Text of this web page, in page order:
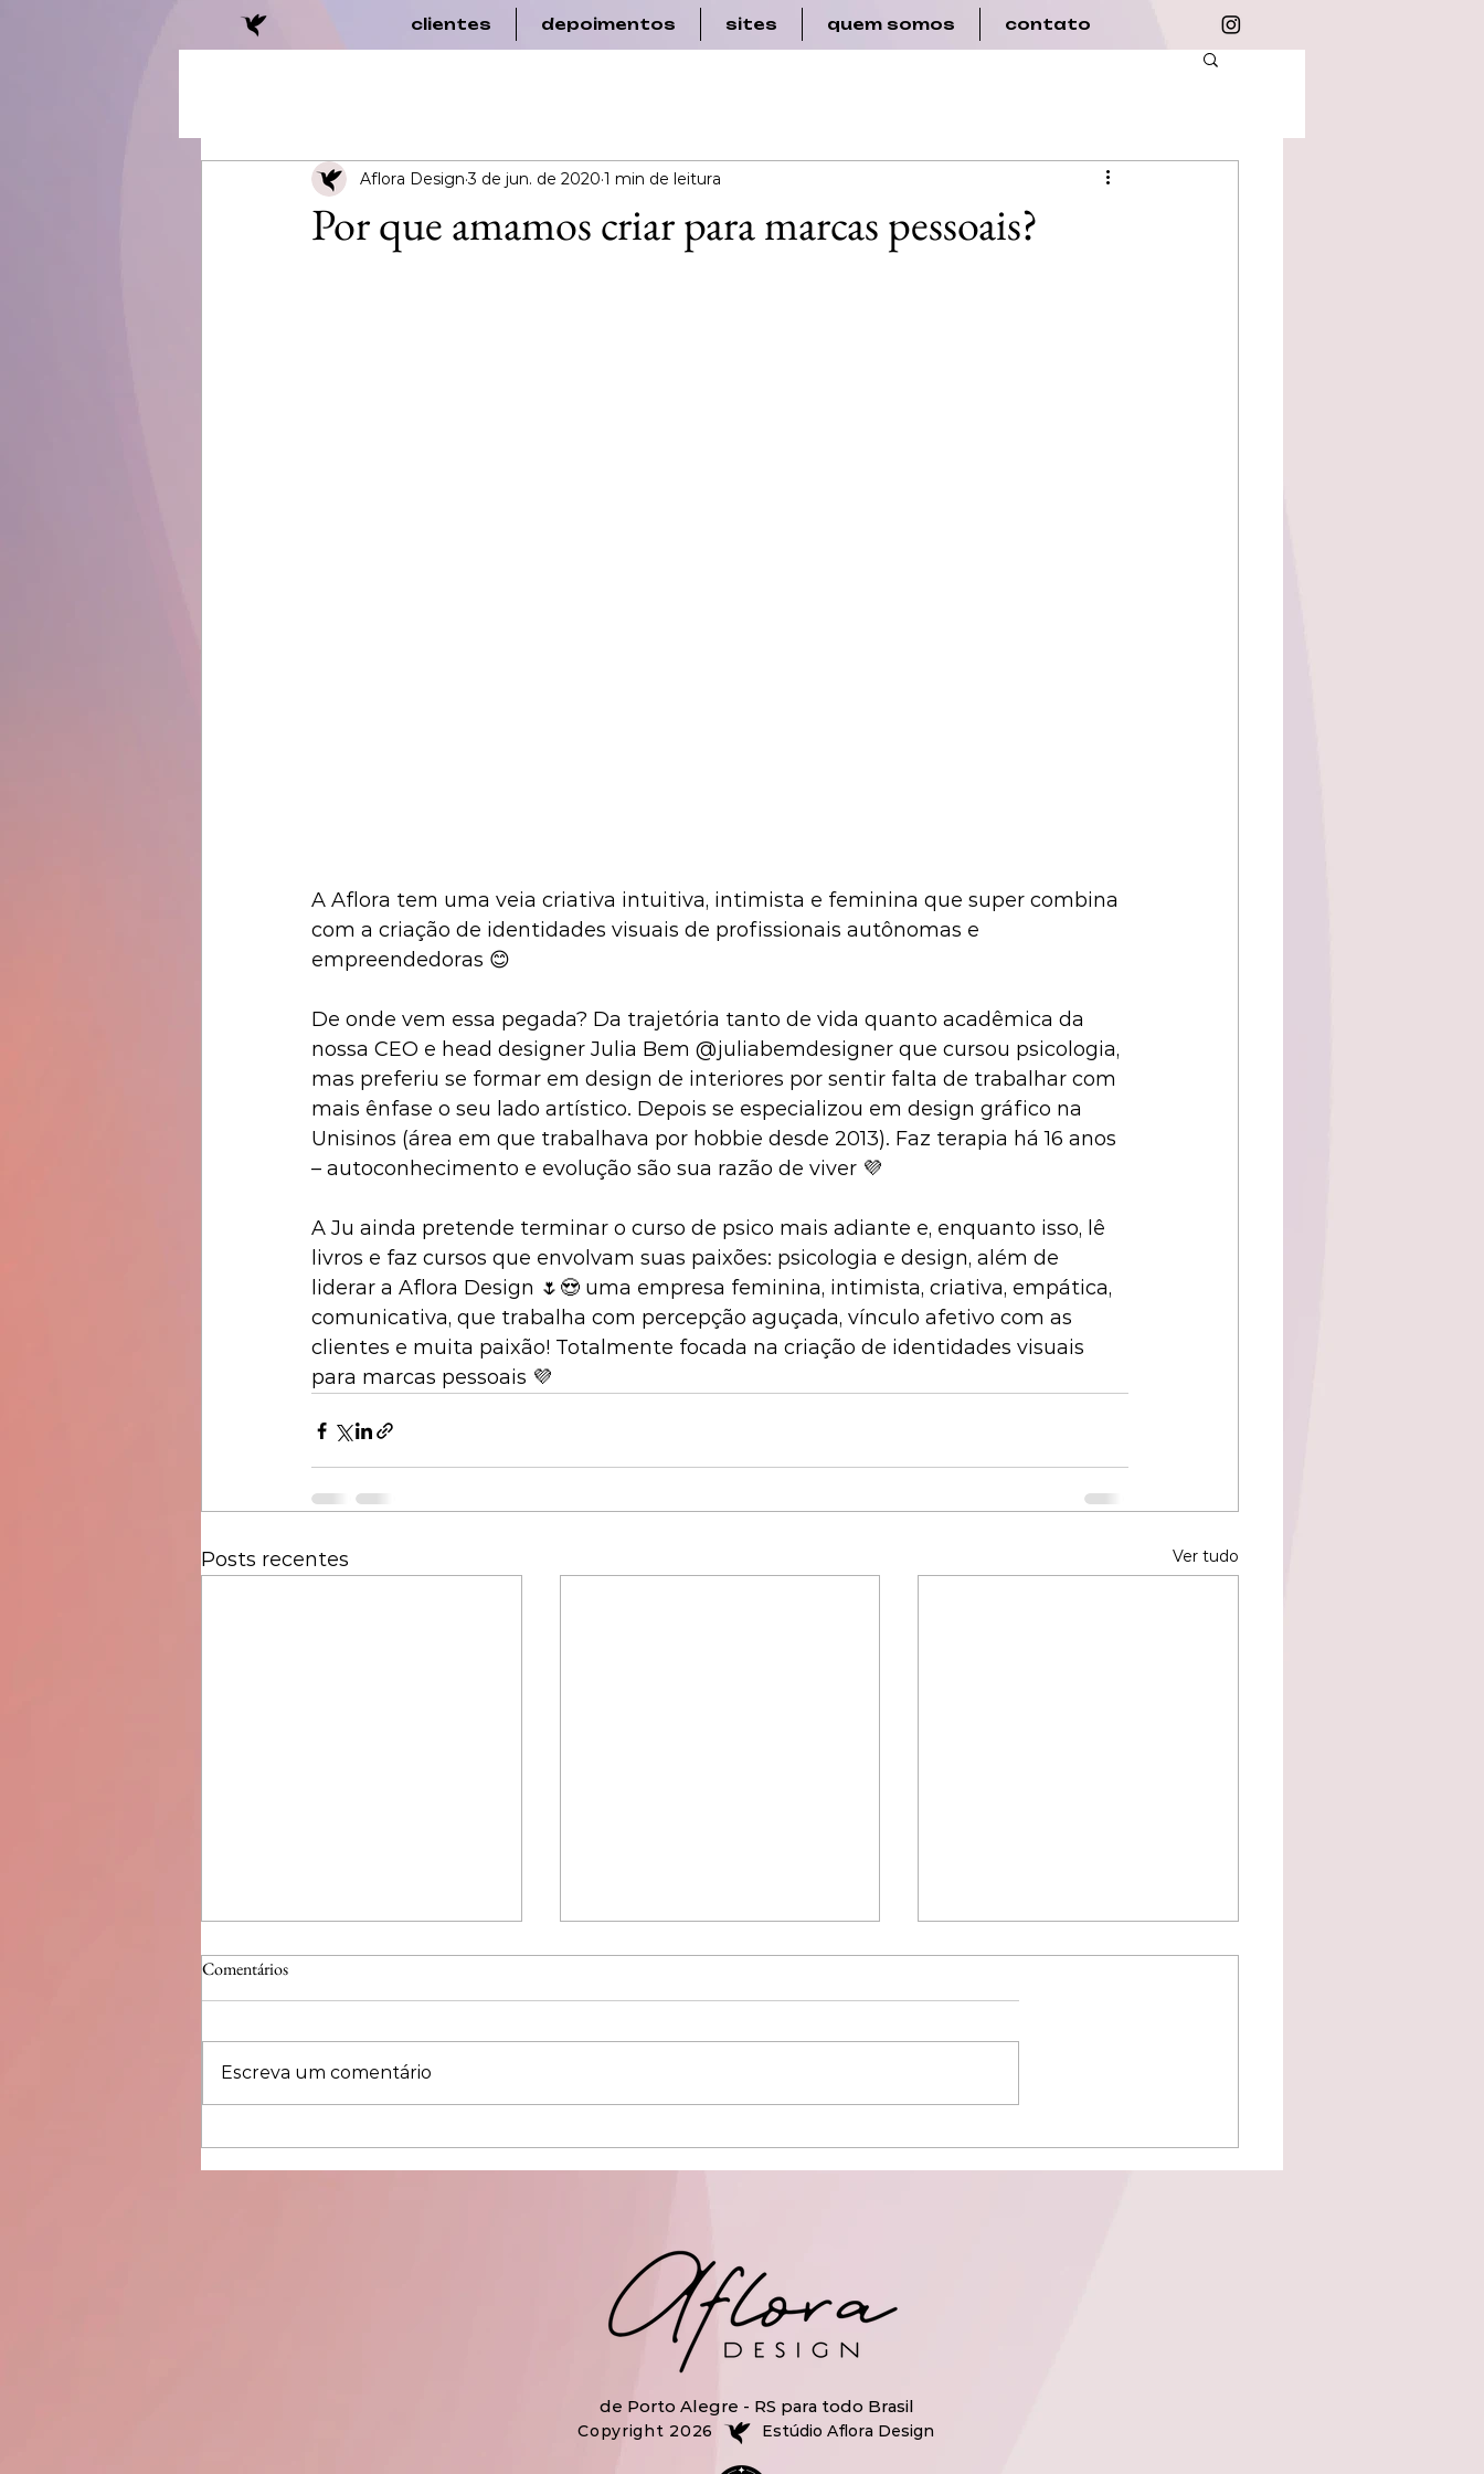
clientes depoimentos sites quem somos contato
Por que amamos criar para marcas pessoais?
Aflora Design 3 de jun. de 2020 1 min de leitura
A Aflora tem uma veia criativa intuitiva, intimista e feminina que super combina
com a criação de identidades visuais de profissionais autônomas e
empreendedoras 😊
De onde vem essa pegada? Da trajetória tanto de vida quanto acadêmica da
nossa CEO e head designer Julia Bem @juliabemdesigner que cursou psicologia,
mas preferiu se formar em design de interiores por sentir falta de trabalhar com
mais ênfase o seu lado artístico. Depois se especializou em design gráfico na
Unisinos (área em que trabalhava por hobbie desde 2013). Faz terapia há 16 anos
– autoconhecimento e evolução são sua razão de viver 💜
A Ju ainda pretende terminar o curso de psico mais adiante e, enquanto isso, lê
livros e faz cursos que envolvam suas paixões: psicologia e design, além de
liderar a Aflora Design 🌷😍 uma empresa feminina, intimista, criativa, empática,
comunicativa, que trabalha com percepção aguçada, vínculo afetivo com as
clientes e muita paixão! Totalmente focada na criação de identidades visuais
para marcas pessoais 💜
Posts recentes Ver tudo
melhora tendo uma id visual?
fazer minha id visual?
Comentários
Escreva um comentário
de Porto Alegre - RS para todo Brasil
Copyright 2026 Estúdio Aflora Design